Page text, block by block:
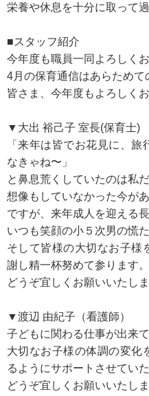
栄養や休息を十分に取って
■スタッフ紹介
今年度も職員一同よろしくお
4月の保育通信はあらためて
皆さま、今年度もよろしく
▼大出 裕己子 室長(保育士)
「来年は皆でお花見に、
なきゃね〜」
と鼻息荒くしていたのは私
想像もしていなかった今があ
ですが、来年成人を迎える
いつも笑顔の小５次男の慌
そして皆様の大切なお子様
謝し精一杯努めて参ります。
どうぞ宜しくお願いいたし
▼渡辺 由紀子（看護師）
子どもに関わる仕事が出来
大切なお子様の体調の変化
るようにサポートさせていた
どうぞ宜しくお願いいたしま